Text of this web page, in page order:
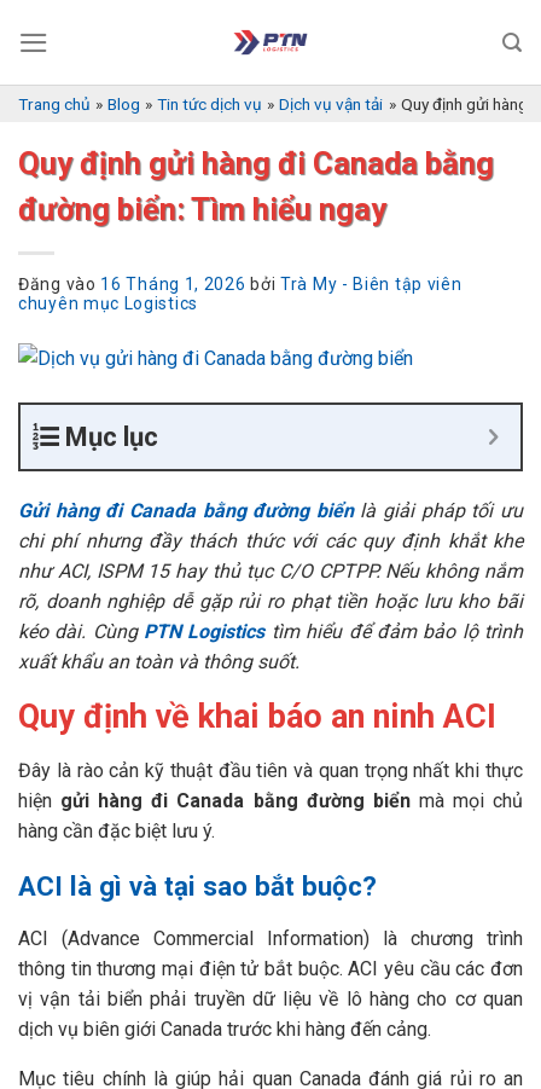
qua
dungTrang chủ » Blog » Tin tức dịch vụ » Dịch vụ vận tải » Quy định gửi hàng
Quy định gửi hàng đi Canada bằng
đường biển: Tìm hiểu ngay
Đăng vào 16 Tháng 1, 2026 bởiTrà My - Biên tập viên
chuyên mục Logistics
Mục lục
Gửi hàng đi Canada bằng đường biểnlà giải pháp tối ưu
chi phí nhưng đầy thách thức với các quy định khắt khe
như ACI, ISPM 15 hay thủ tục C/O CPTPP. Nếu không nắm
rõ, doanh nghiệp dễ gặp rủi ro phạt tiền hoặc lưu kho bãi
kéo dài. Cùng PTN Logisticstìm hiểu để đảm bảo lộ trình
xuất khẩu an toàn và thông suốt.
Quy định về khai báo an ninh ACI
Đây là rào cản kỹ thuật đầu tiên và quan trọng nhất khi thực
hiện gửi hàng đi Canada bằng đường biểnmà mọi chủ
hàng cần đặc biệt lưu ý.
ACI là gì và tại sao bắt buộc?
ACI (Advance Commercial Information) là chương trình
thông tin thương mại điện tử bắt buộc. ACI yêu cầu các đơn
vị vận tải biển phải truyền dữ liệu về lô hàng cho cơ quan
dịch vụ biên giới Canada trước khi hàng đến cảng.
Mục tiêu chính là giúp hải quan Canada đánh giá rủi ro an